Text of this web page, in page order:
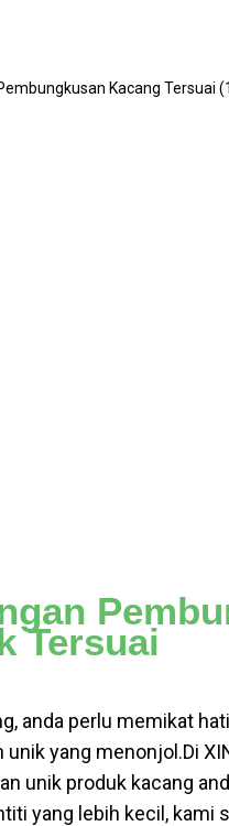
Tersuai
anda perlu memikat
unik yang menonjol.Di
unik produk kacang
yang lebih kecil, kami